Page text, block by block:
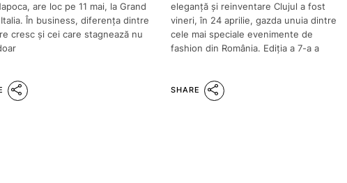
are loc pe 11 mai, la Grand
În business, diferența dintre
cresc și cei care stagnează nu
eleganță și reinventare Clujul a fost
vineri, în 24 aprilie, gazda unuia dintre
cele mai speciale evenimente de
fashion din România. Ediția a 7-a a
SHARE